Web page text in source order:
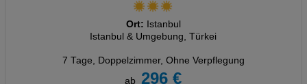
Ort: Istanbul
Istanbul & Umgebung, Türkei
7 Tage, Doppelzimmer, Ohne Verpflegung
ab
296 €